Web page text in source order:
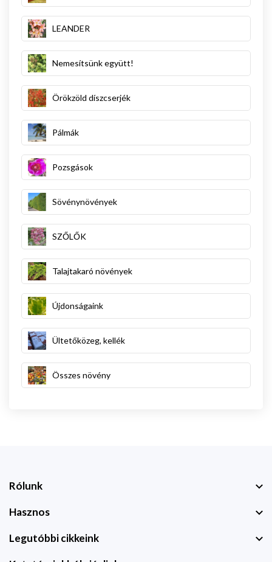
LEANDER
Nemesítsünk együtt!
Örökzöld díszcserjék
Pálmák
Pozsgások
Sövénynövények
SZŐLŐK
Talajtakaró növények
Újdonságaink
Ültetőközeg, kellék
Összes növény
Rólunk
Hasznos
Legutóbbi cikkeink